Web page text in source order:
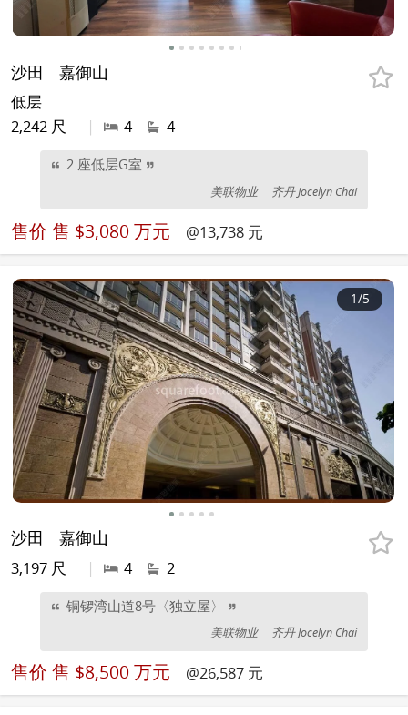
沙田 嘉御山
低层
2,242 尺
| 4 4
2 座低层G室
美联物业 齐丹 Jocelyn Chai
售价 售 $3,080 万元 @13,738 元
1/5
沙田 嘉御山
3,197 尺 | 4 2
铜锣湾山道8号〈独立屋〉
美联物业 齐丹 Jocelyn Chai
售价 售 $8,500 万元 @26,587 元